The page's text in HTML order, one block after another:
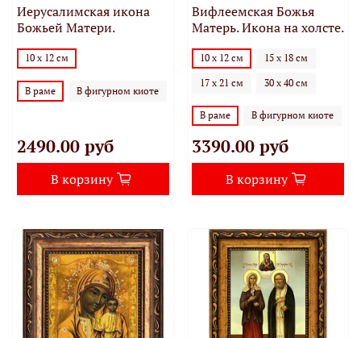
Иерусалимская икона
Божьей Матери.
10 х 12 см
В раме В фигурном киоте
2490.00 руб
В корзину
Вифлеемская Божья
Матерь. Икона на холсте.
10 х 12 см 15 х 18 см
17 х 21 см 30 х 40 см
В раме В фигурном киоте
3390.00 руб
В корзину